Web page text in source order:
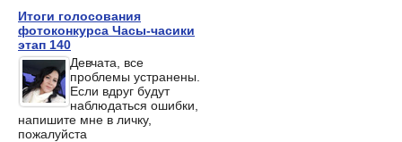
Итоги голосования
фотоконкурса Часы-часики
этап 140
Девчата, все
проблемы устранены.
Если вдруг будут
наблюдаться ошибки,
напишите мне в личку,
пожалуйста